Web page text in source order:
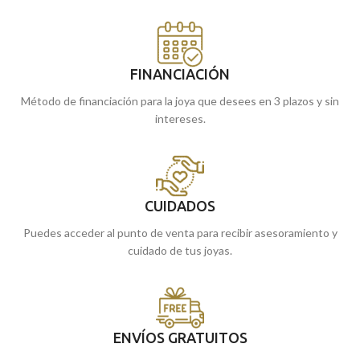
FINANCIACIÓN
Método de financiación para la joya que desees en 3 plazos y sin
intereses.
CUIDADOS
Puedes acceder al punto de venta para recibir asesoramiento y
cuidado de tus joyas.
ENVÍOS GRATUITOS